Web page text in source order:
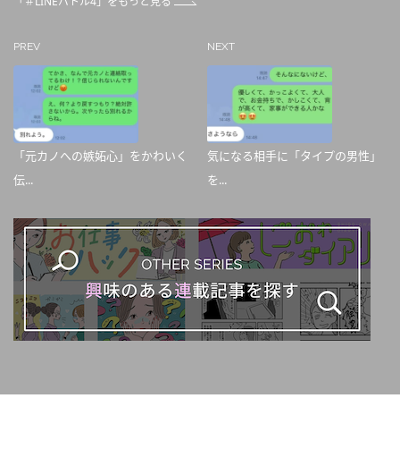
PREV
「元カノへの嫉妬心」をかわいく
伝...
NEXT
気になる相手に「タイプの男性」
を...